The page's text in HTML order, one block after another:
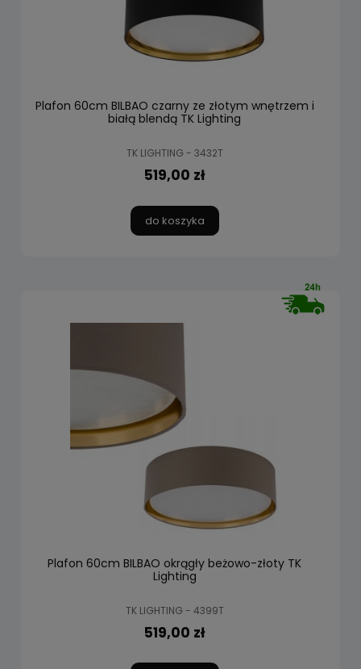
Plafon 60cm BILBAO czarny ze złotym wnętrzem i
białą blendą TK Lighting
TK LIGHTING - 3432T
519,00 zł
do koszyka
Plafon 60cm BILBAO okrągły beżowo-złoty TK
Lighting
TK LIGHTING - 4399T
519,00 zł